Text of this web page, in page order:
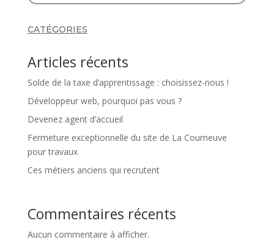
CATÉGORIES
Articles récents
Solde de la taxe d’apprentissage : choisissez-nous !
Développeur web, pourquoi pas vous ?
Devenez agent d’accueil
Fermeture exceptionnelle du site de La Courneuve
pour travaux
Ces métiers anciens qui recrutent
Commentaires récents
Aucun commentaire à afficher.